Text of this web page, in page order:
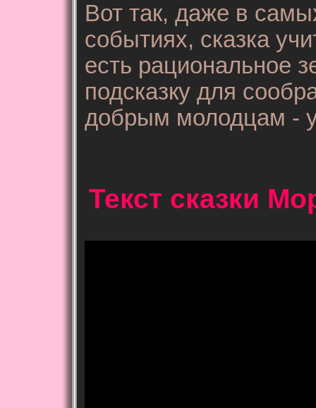
Вот так, даже в
событиях, сказка
есть рациональное
подсказку для
добрым молодцам -
Текст сказки